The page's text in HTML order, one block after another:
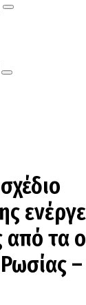
από τα
–